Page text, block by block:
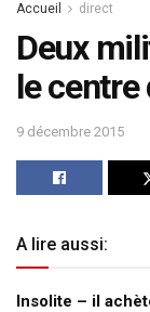
Accueil direct
Deux
le centre
9 décembre 2015
A lire aussi:
Insolite – il